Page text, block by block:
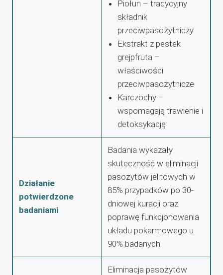
Piołun – tradycyjny
składnik
przeciwpasożytniczy
Ekstrakt z pestek
grejpfruta –
właściwości
przeciwpasożytnicze
Karczochy –
wspomagają trawienie i
detoksykację
Działanie
potwierdzone
badaniami
Badania wykazały
skuteczność w eliminacji
pasożytów jelitowych w
85% przypadków po 30-
dniowej kuracji oraz
poprawę funkcjonowania
układu pokarmowego u
90% badanych.
Eliminacja pasożytów